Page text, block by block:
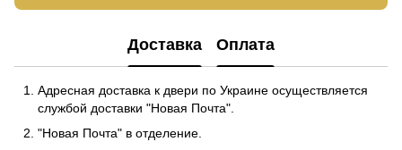
Доставка Оплата
Адресная доставка к двери по Украине осуществляется
службой доставки "Новая Почта".
"Новая Почта" в отделение.